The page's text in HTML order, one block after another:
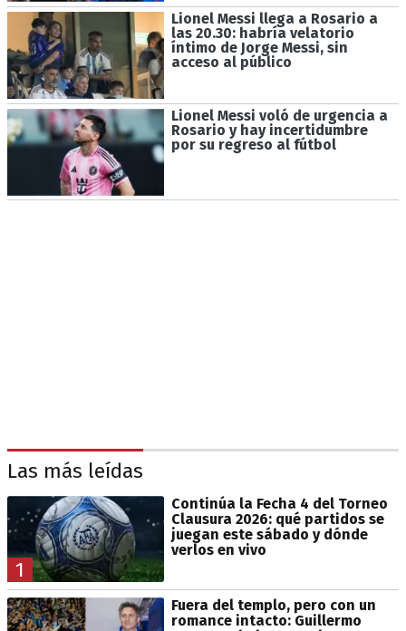
Lionel Messi llega a Rosario a
las 20.30: habría velatorio
íntimo de Jorge Messi, sin
acceso al público
Lionel Messi voló de urgencia a
Rosario y hay incertidumbre
por su regreso al fútbol
Las más leídas
1
Continúa la Fecha 4 del Torneo
Clausura 2026: qué partidos se
juegan este sábado y dónde
verlos en vivo
Fuera del templo, pero con un
romance intacto: Guillermo